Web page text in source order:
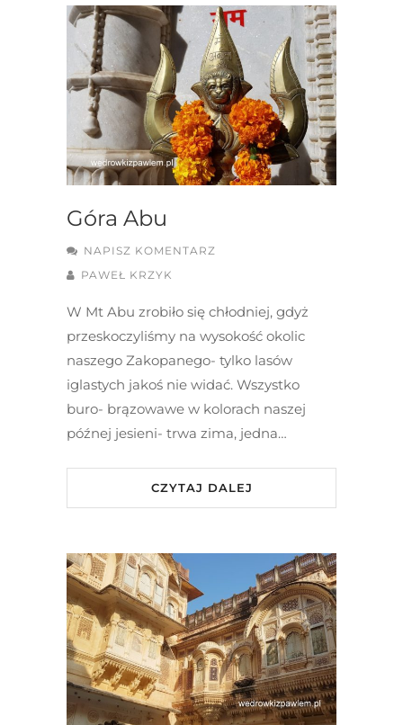
Góra Abu
NAPISZ KOMENTARZ
PAWEŁ KRZYK
W Mt Abu zrobiło się chłodniej, gdyż
przeskoczyliśmy na wysokość okolic
naszego Zakopanego- tylko lasów
iglastych jakoś nie widać. Wszystko
buro- brązowawe w kolorach naszej
późnej jesieni- trwa zima, jedna…
CZYTAJ DALEJ